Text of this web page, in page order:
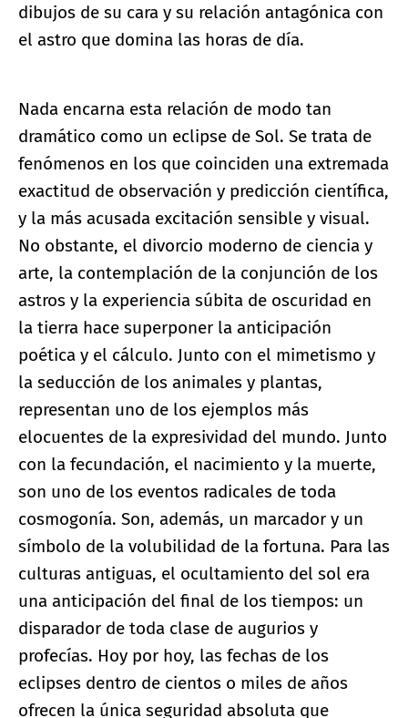
dibujos de su cara y su relación antagónica con
el astro que domina las horas de día.
Nada encarna esta relación de modo tan
dramático como un eclipse de Sol. Se trata de
fenómenos en los que coinciden una extremada
exactitud de observación y predicción científica,
y la más acusada excitación sensible y visual.
No obstante, el divorcio moderno de ciencia y
arte, la contemplación de la conjunción de los
astros y la experiencia súbita de oscuridad en
la tierra hace superponer la anticipación
poética y el cálculo. Junto con el mimetismo y
la seducción de los animales y plantas,
representan uno de los ejemplos más
elocuentes de la expresividad del mundo. Junto
con la fecundación, el nacimiento y la muerte,
son uno de los eventos radicales de toda
cosmogonía. Son, además, un marcador y un
símbolo de la volubilidad de la fortuna. Para las
culturas antiguas, el ocultamiento del sol era
una anticipación del final de los tiempos: un
disparador de toda clase de augurios y
profecías. Hoy por hoy, las fechas de los
eclipses dentro de cientos o miles de años
ofrecen la única seguridad absoluta que